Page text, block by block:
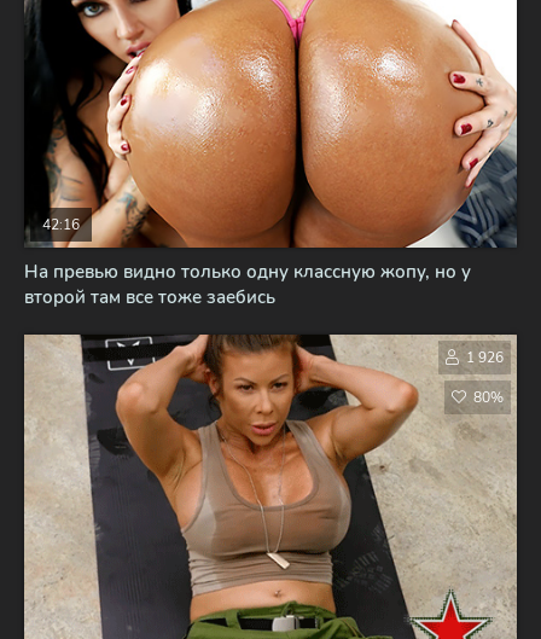
На превью видно только одну классную жопу, но у
второй там все тоже заебись
42:16
1 926
80%